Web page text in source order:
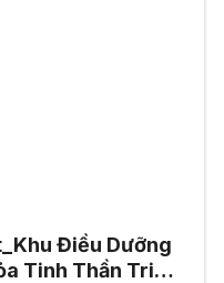
Điều Dưỡng
Tinh Thần Tri